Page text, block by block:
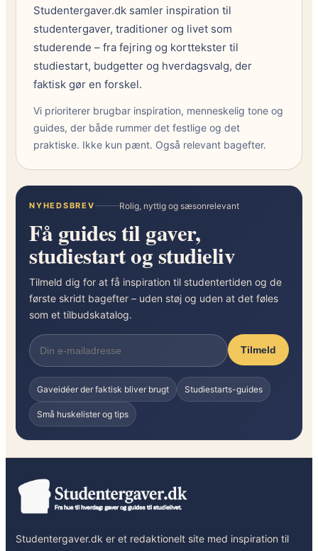
n
d
e
s
t
u
d
e
e
n
e
:
d
e
n
k
m
p
t
e
g
u
i
d
Studentergaver.dk samler inspiration til
studentergaver, traditioner og livet som
studerende – fra fejring og korttekster til
studiestart, budgetter og hverdagsvalg, der
faktisk gør en forskel.
Vi prioriterer brugbar inspiration, menneskelig tone og
guides, der både rummer det festlige og det
praktiske. Ikke kun pænt. Også relevant bagefter.
NYHEDSBREV Rolig, nyttig og sæsonrelevant
Få guides til gaver,
studiestart og studieliv
Tilmeld dig for at få inspiration til studentertiden og de
første skridt bagefter – uden støj og uden at det føles
som et tilbudskatalog.
Tilmeld
Gaveidéer der faktisk bliver brugt Studiestarts-guides
Små huskelister og tips
Studentergaver.dk er et redaktionelt site med inspiration til